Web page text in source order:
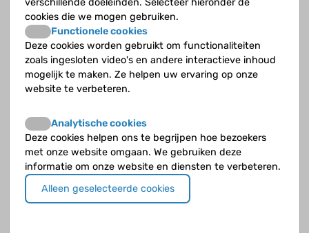
Klik op de knopverder naar voorbeeldals je klaar bent.
verschillende doeleinden. Selecteer hieronder de
cookies die we mogen gebruiken.
Functionele cookies
Deze cookies worden gebruikt om functionaliteiten
zoals ingesloten video's en andere interactieve inhoud
mogelijk te maken. Ze helpen uw ervaring op onze
website te verbeteren.
Analytische cookies
Deze cookies helpen ons te begrijpen hoe bezoekers
met onze website omgaan. We gebruiken deze
informatie om onze website en diensten te verbeteren.
Alleen geselecteerde cookies